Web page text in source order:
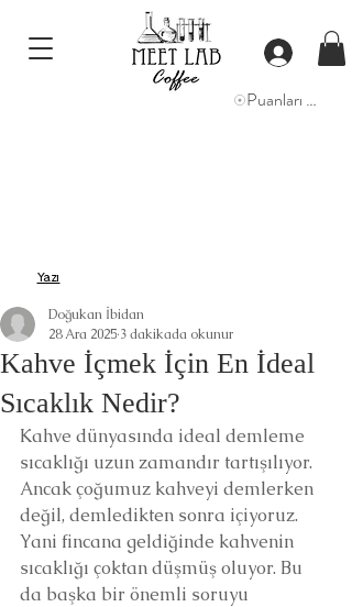
Puanları Görüntüle
Yazı
Kahve İçmek İçin En İdeal
Sıcaklık Nedir?
Doğukan İbidan
28 Ara 2025 3 dakikada okunur
Kahve dünyasında ideal demleme
sıcaklığı uzun zamandır tartışılıyor.
Ancak çoğumuz kahveyi demlerken
değil, demledikten sonra içiyoruz.
Yani fincana geldiğinde kahvenin
sıcaklığı çoktan düşmüş oluyor. Bu
da başka bir önemli soruyu